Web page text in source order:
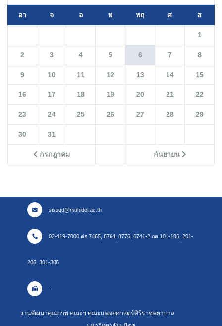
อา จ อ พ พฤ ศ ส
กรกฎาคม กันยายน
1
2 3 4 5 6 7 8
9 10 11 12 13 14 15
16 17 18 19 20 21 22
23 24 25 26 27 28 29
30 31
sisoqd@mahidol.ac.th
02-419-7000 ต่อ 7465, 8764, 8776, 6741-2 กด 101-106, 201-
206, 301-306
-
งานพัฒนาคุณภาพ คณะฯ คณะแพทยศาสตร์ศิริราชพยาบาล